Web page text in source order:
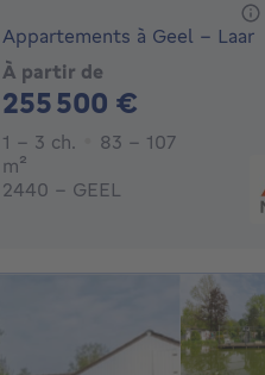
Appartements à Geel - Laar
À partir de
255 500 €
1 - 3 Chambres
1 - 3 ch.
83 - 107
m²
2440 - GEEL